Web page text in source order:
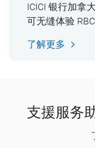
ICICI 银行加拿
可无缝体验
了解更多
支援服务